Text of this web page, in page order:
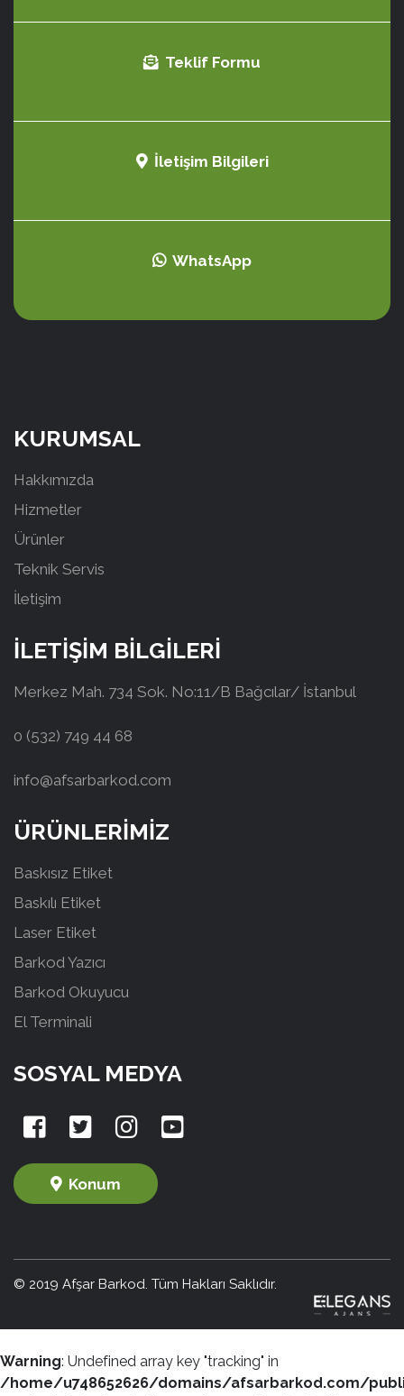
Teklif Formu
İletişim Bilgileri
WhatsApp
KURUMSAL
Hakkımızda
Hizmetler
Ürünler
Teknik Servis
İletişim
İLETİŞİM BİLGİLERİ
Merkez Mah. 734 Sok. No:11/B Bağcılar/ İstanbul
0 (532) 749 44 68
info@afsarbarkod.com
ÜRÜNLERİMİZ
Baskısız Etiket
Baskılı Etiket
Laser Etiket
Barkod Yazıcı
Barkod Okuyucu
El Terminali
SOSYAL MEDYA
Konum
© 2019 Afşar Barkod. Tüm Hakları Saklıdır.
Warning: Undefined array key "tracking" in
/home/u748652626/domains/afsarbarkod.com/